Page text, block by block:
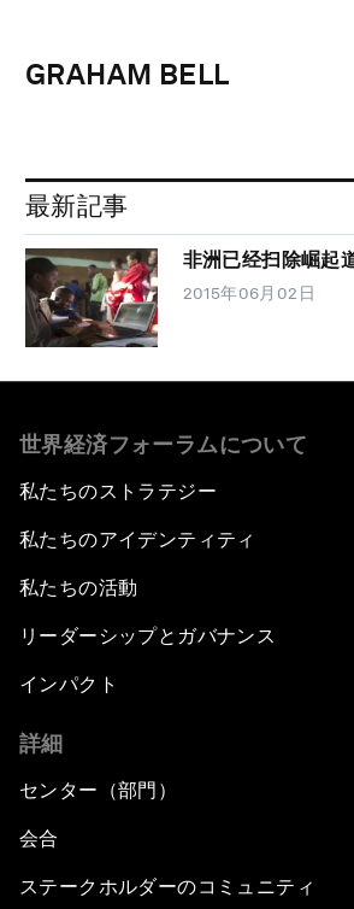
GRAHAM BELL
最新記事
非洲已经扫除崛起
2015年06月02日
世界経済フォーラムについて
私たちのストラテジー
私たちのアイデンティティ
私たちの活動
リーダーシップとガバナンス
インパクト
詳細
センター（部門）
会合
ステークホルダーのコミュニティ